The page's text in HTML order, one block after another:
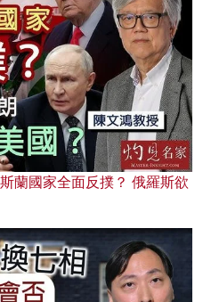
蘭國家全面反撲？ 俄羅斯欲